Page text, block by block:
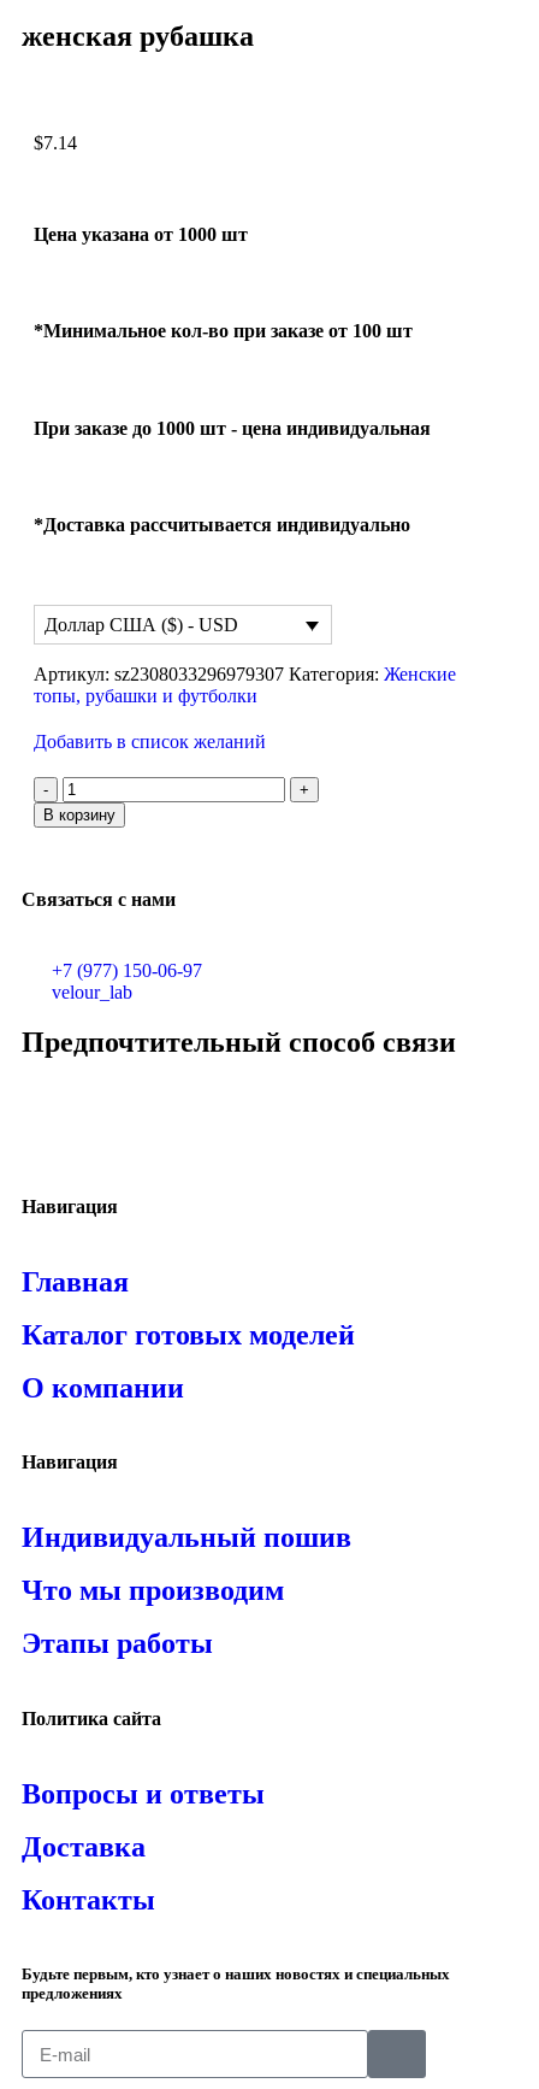
женская рубашка
$7.14
Цена указана от 1000 шт
*Минимальное кол-во при заказе от 100 шт
При заказе до 1000 шт - цена индивидуальная
*Доставка рассчитывается индивидуально
Доллар США ($) - USD
Артикул: sz2308033296979307 Категория: Женские
топы, рубашки и футболки
Добавить в список желаний
В корзину
Связаться с нами
+7 (977) 150-06-97
velour_lab
Предпочтительный способ связи
Навигация
Главная
Каталог готовых моделей
О компании
Навигация
Индивидуальный пошив
Что мы производим
Этапы работы
Политика сайта
Вопросы и ответы
Доставка
Контакты
Будьте первым, кто узнает о наших новостях и специальных
предложениях